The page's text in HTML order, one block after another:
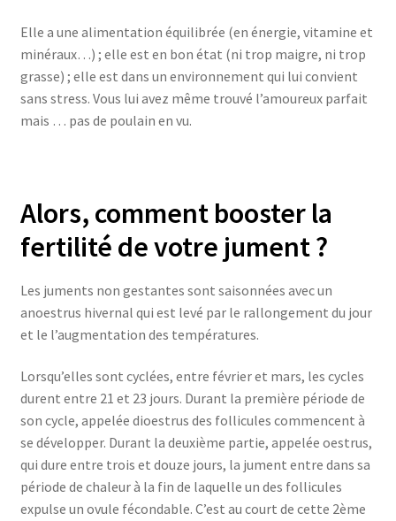
Elle a une alimentation équilibrée (en énergie, vitamine et
minéraux…) ; elle est en bon état (ni trop maigre, ni trop
grasse) ; elle est dans un environnement qui lui convient
sans stress. Vous lui avez même trouvé l’amoureux parfait
mais … pas de poulain en vu.
Alors, comment booster la
fertilité de votre jument ?
Les juments non gestantes sont saisonnées avec un
anoestrus hivernal qui est levé par le rallongement du jour
et le l’augmentation des températures.
Lorsqu’elles sont cyclées, entre février et mars, les cycles
durent entre 21 et 23 jours. Durant la première période de
son cycle, appelée dioestrus des follicules commencent à
se développer. Durant la deuxième partie, appelée oestrus,
qui dure entre trois et douze jours, la jument entre dans sa
période de chaleur à la fin de laquelle un des follicules
expulse un ovule fécondable. C’est au court de cette 2ème